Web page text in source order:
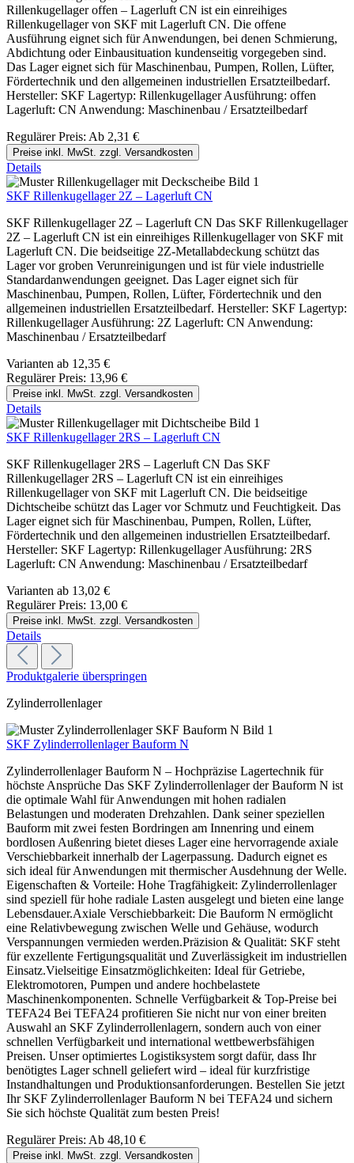
Rillenkugellager offen – Lagerluft CN ist ein einreihiges
Rillenkugellager von SKF mit Lagerluft CN. Die offene
Ausführung eignet sich für Anwendungen, bei denen Schmierung,
Abdichtung oder Einbausituation kundenseitig vorgegeben sind.
Das Lager eignet sich für Maschinenbau, Pumpen, Rollen, Lüfter,
Fördertechnik und den allgemeinen industriellen Ersatzteilbedarf.
Hersteller: SKF Lagertyp: Rillenkugellager Ausführung: offen
Lagerluft: CN Anwendung: Maschinenbau / Ersatzteilbedarf
Regulärer Preis: Ab 2,31 €
Preise inkl. MwSt. zzgl. Versandkosten
Details
SKF Rillenkugellager 2Z – Lagerluft CN
SKF Rillenkugellager 2Z – Lagerluft CN Das SKF Rillenkugellager
2Z – Lagerluft CN ist ein einreihiges Rillenkugellager von SKF mit
Lagerluft CN. Die beidseitige 2Z-Metallabdeckung schützt das
Lager vor groben Verunreinigungen und ist für viele industrielle
Standardanwendungen geeignet. Das Lager eignet sich für
Maschinenbau, Pumpen, Rollen, Lüfter, Fördertechnik und den
allgemeinen industriellen Ersatzteilbedarf. Hersteller: SKF Lagertyp:
Rillenkugellager Ausführung: 2Z Lagerluft: CN Anwendung:
Maschinenbau / Ersatzteilbedarf
Varianten ab 12,35 €
Regulärer Preis: 13,96 €
Preise inkl. MwSt. zzgl. Versandkosten
Details
SKF Rillenkugellager 2RS – Lagerluft CN
SKF Rillenkugellager 2RS – Lagerluft CN Das SKF
Rillenkugellager 2RS – Lagerluft CN ist ein einreihiges
Rillenkugellager von SKF mit Lagerluft CN. Die beidseitige
Dichtscheibe schützt das Lager vor Schmutz und Feuchtigkeit. Das
Lager eignet sich für Maschinenbau, Pumpen, Rollen, Lüfter,
Fördertechnik und den allgemeinen industriellen Ersatzteilbedarf.
Hersteller: SKF Lagertyp: Rillenkugellager Ausführung: 2RS
Lagerluft: CN Anwendung: Maschinenbau / Ersatzteilbedarf
Varianten ab 13,02 €
Regulärer Preis: 13,00 €
Preise inkl. MwSt. zzgl. Versandkosten
Details
Produktgalerie überspringen
Zylinderrollenlager
SKF Zylinderrollenlager Bauform N
Zylinderrollenlager Bauform N – Hochpräzise Lagertechnik für
höchste Ansprüche Das SKF Zylinderrollenlager der Bauform N ist
die optimale Wahl für Anwendungen mit hohen radialen
Belastungen und moderaten Drehzahlen. Dank seiner speziellen
Bauform mit zwei festen Bordringen am Innenring und einem
bordlosen Außenring bietet dieses Lager eine hervorragende axiale
Verschiebbarkeit innerhalb der Lagerpassung. Dadurch eignet es
sich ideal für Anwendungen mit thermischer Ausdehnung der Welle.
Eigenschaften & Vorteile: Hohe Tragfähigkeit: Zylinderrollenlager
sind speziell für hohe radiale Lasten ausgelegt und bieten eine lange
Lebensdauer.Axiale Verschiebbarkeit: Die Bauform N ermöglicht
eine Relativbewegung zwischen Welle und Gehäuse, wodurch
Verspannungen vermieden werden.Präzision & Qualität: SKF steht
für exzellente Fertigungsqualität und Zuverlässigkeit im industriellen
Einsatz.Vielseitige Einsatzmöglichkeiten: Ideal für Getriebe,
Elektromotoren, Pumpen und andere hochbelastete
Maschinenkomponenten. Schnelle Verfügbarkeit & Top-Preise bei
TEFA24 Bei TEFA24 profitieren Sie nicht nur von einer breiten
Auswahl an SKF Zylinderrollenlagern, sondern auch von einer
schnellen Verfügbarkeit und international wettbewerbsfähigen
Preisen. Unser optimiertes Logistiksystem sorgt dafür, dass Ihr
benötigtes Lager schnell geliefert wird – ideal für kurzfristige
Instandhaltungen und Produktionsanforderungen. Bestellen Sie jetzt
Ihr SKF Zylinderrollenlager Bauform N bei TEFA24 und sichern
Sie sich höchste Qualität zum besten Preis!
Regulärer Preis: Ab 48,10 €
Preise inkl. MwSt. zzgl. Versandkosten